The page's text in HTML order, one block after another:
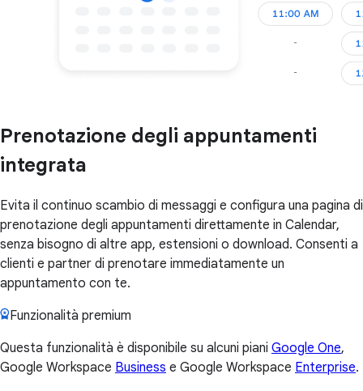
Prenotazione degli appuntamenti
integrata
Evita il continuo scambio di messaggi e configura una pagina di
prenotazione degli appuntamenti direttamente in Calendar,
senza bisogno di altre app, estensioni o download. Consenti a
clienti e partner di prenotare immediatamente un
appuntamento con te.
Funzionalità premium
Questa funzionalità è disponibile su alcuni piani Google One,
Google Workspace Business e Google Workspace Enterprise.